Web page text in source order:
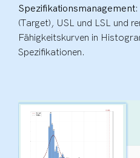
Spezifikationsmanagement
(Target), USL und LSL und
Fähigkeitskurven in
Spezifikationen.